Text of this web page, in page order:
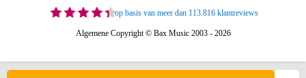
op basis van meer dan 113.816 klantreviews
Algemene Copyright © Bax Music 2003 - 2026